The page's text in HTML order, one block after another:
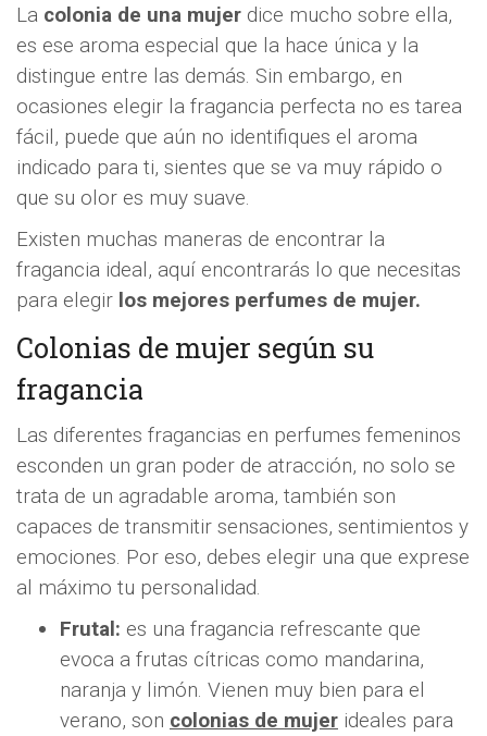
La colonia de una mujer dice mucho sobre ella,
es ese aroma especial que la hace única y la
distingue entre las demás. Sin embargo, en
ocasiones elegir la fragancia perfecta no es tarea
fácil, puede que aún no identifiques el aroma
indicado para ti, sientes que se va muy rápido o
que su olor es muy suave.
Existen muchas maneras de encontrar la
fragancia ideal, aquí encontrarás lo que necesitas
para elegir los mejores perfumes de mujer.
Colonias de mujer según su
fragancia
Las diferentes fragancias en perfumes femeninos
esconden un gran poder de atracción, no solo se
trata de un agradable aroma, también son
capaces de transmitir sensaciones, sentimientos y
emociones. Por eso, debes elegir una que exprese
al máximo tu personalidad.
Frutal: es una fragancia refrescante que
evoca a frutas cítricas como mandarina,
naranja y limón. Vienen muy bien para el
verano, son colonias de mujer ideales para